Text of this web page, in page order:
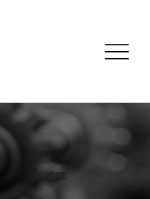
مبرد صناعي
نبات